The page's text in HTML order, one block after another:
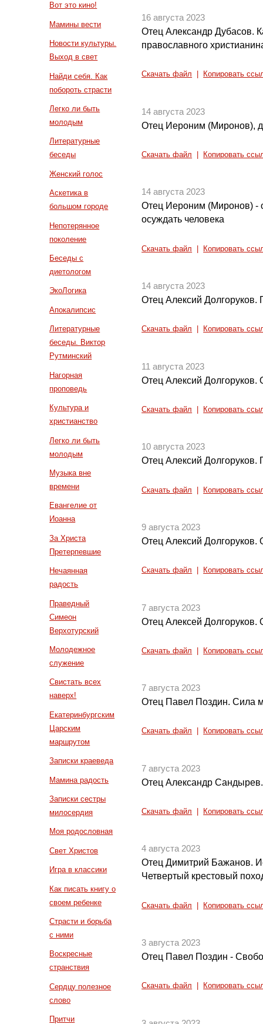
Вот это кино!
Мамины вести
Новости культуры.
Выход в свет
Найди себя. Как
побороть страсти
Легко ли быть
молодым
Литературные
беседы
Женский голос
Аскетика в
большом городе
Непотерянное
поколение
Беседы с
диетологом
ЭкоЛогика
Апокалипсис
Литературные
беседы. Виктор
Рутминский
Нагорная
проповедь
Культура и
христианство
Легко ли быть
молодым
Музыка вне
времени
Евангелие от
Иоанна
За Христа
Претерпевшие
Нечаянная
радость
Праведный
Симеон
Верхотурский
Молодежное
служение
Свистать всех
наверх!
Екатеринбургским
Царским
маршрутом
Записки краеведа
Мамина радость
Записки сестры
милосердия
Моя родословная
Свет Христов
Игра в классики
Как писать книгу о
своем ребенке
Страсти и борьба
с ними
Воскресные
странствия
Сердцу полезное
слово
Притчи
16 августа 2023
Отец Александр Дубасов.
православного
Скачать файл Копировать
14 августа 2023
Отец Иероним (Миронов),
Скачать файл Копировать
14 августа 2023
Отец Иероним (Миронов) -
осуждать человека
Скачать файл Копировать
14 августа 2023
Отец Алексий Долгоруков.
Скачать файл Копировать
11 августа 2023
Отец Алексий Долгоруков.
Скачать файл Копировать
10 августа 2023
Отец Алексий
Скачать файл Копировать
9 августа 2023
Отец Алексий
Скачать файл Копировать
7 августа 2023
Отец Алексей
Скачать файл Копировать
7 августа 2023
Отец Павел Поздин. Сила
Скачать файл Копировать
7 августа 2023
Отец Александр
Скачать файл Копировать
4 августа 2023
Отец Димитрий Бажанов.
Четвертый крестовый
Скачать файл Копировать
3 августа 2023
Отец Павел Поздин -
Скачать файл Копировать